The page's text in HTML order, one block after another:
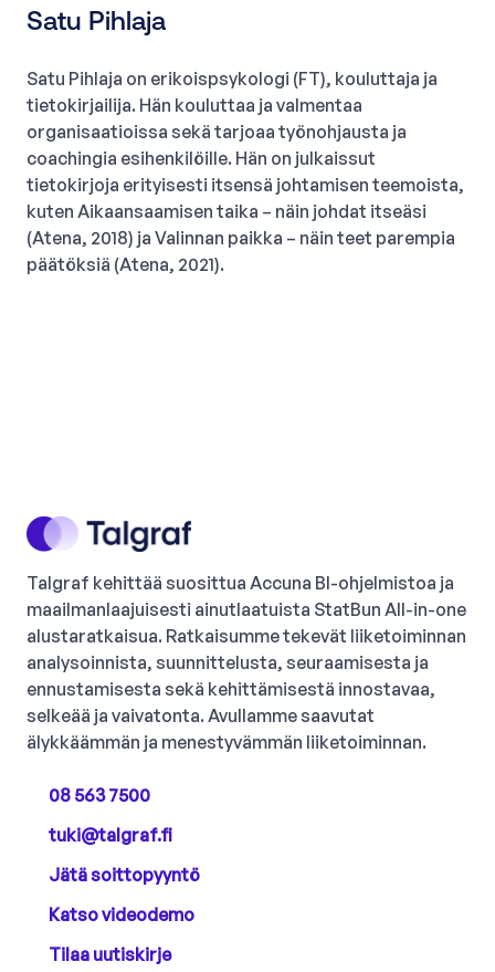
Satu Pihlaja
Satu Pihlaja on erikoispsykologi (FT), kouluttaja ja
tietokirjailija. Hän kouluttaa ja valmentaa
organisaatioissa sekä tarjoaa työnohjausta ja
coachingia esihenkilöille. Hän on julkaissut
tietokirjoja erityisesti itsensä johtamisen teemoista,
kuten Aikaansaamisen taika – näin johdat itseäsi
(Atena, 2018) ja Valinnan paikka – näin teet parempia
päätöksiä (Atena, 2021).
Talgraf kehittää suosittua Accuna BI-ohjelmistoa ja
maailmanlaajuisesti ainutlaatuista StatBun All-in-one
alustaratkaisua. Ratkaisumme tekevät liiketoiminnan
analysoinnista, suunnittelusta, seuraamisesta ja
ennustamisesta sekä kehittämisestä innostavaa,
selkeää ja vaivatonta. Avullamme saavutat
älykkäämmän ja menestyvämmän liiketoiminnan.
08 563 7500
tuki@talgraf.fi
Jätä soittopyyntö
Katso videodemo
Tilaa uutiskirje